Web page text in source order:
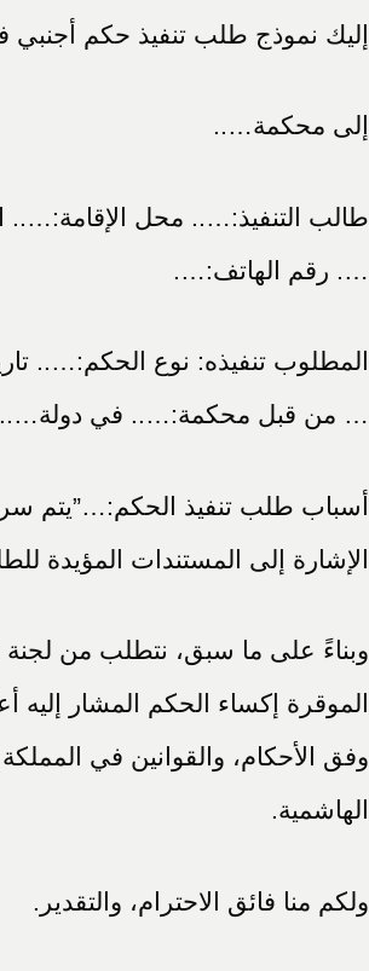
إليك نموذج طلب تنفيذ حكم أجنبي
إلى محكمة…..
طالب التنفيذ:….. محل الإقامة:…..
…. رقم الهاتف:….
المطلوب تنفيذه: نوع الحكم:…..
… من قبل محكمة:….. في دولة…..
أسباب طلب تنفيذ الحكم:…”يتم
الإشارة إلى المستندات المؤيدة
وبناءً على ما سبق، نتطلب من لجنة
الموقرة إكساء الحكم المشار إليه
وفق الأحكام، والقوانين في المملكة
الهاشمية.
ولكم منا فائق الاحترام، والتقدير.